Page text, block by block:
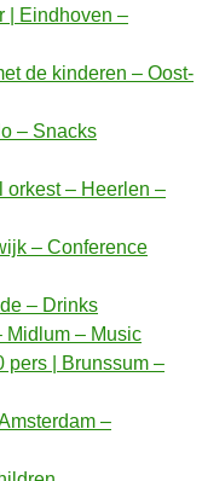
| Eindhoven –
de kinderen – Oost-
– Snacks
orkest – Heerlen –
– Conference
– Drinks
Midlum – Music
pers | Brunssum –
–